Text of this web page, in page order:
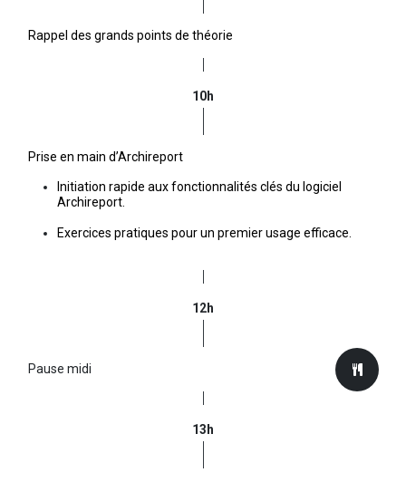
Rappel des grands points de théorie
10h
Prise en main d’Archireport
Initiation rapide aux fonctionnalités clés du logiciel
Archireport.
Exercices pratiques pour un premier usage efficace.
12h
Pause midi
13h